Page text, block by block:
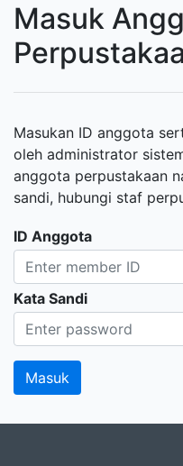
Masuk
Masukan ID anggota
oleh administrator
anggota perpustakaan
sandi, hubungi staf
ID Anggota
Kata Sandi